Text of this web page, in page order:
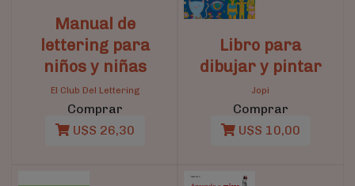
Manual de
lettering para
niños y niñas
El Club Del Lettering
Comprar
U$S 26,30
Libro para
dibujar y pintar
Jopi
Comprar
U$S 10,00